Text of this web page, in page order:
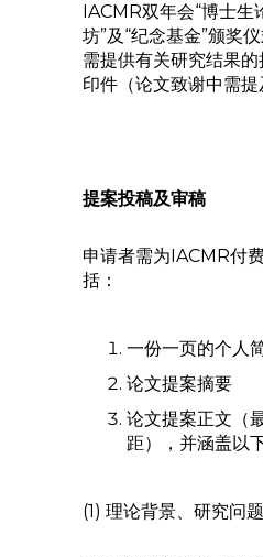
IACMR双年会“博士生
坊”及“纪念基金”颁奖
需提供有关研究结果
印件（论文致谢中需提
提案投稿及审稿
申请者需为IACMR付
括：
一份一页的个人
论文提案摘要
论文提案正文（
距），并涵盖以
(1) 理论背景、研究问